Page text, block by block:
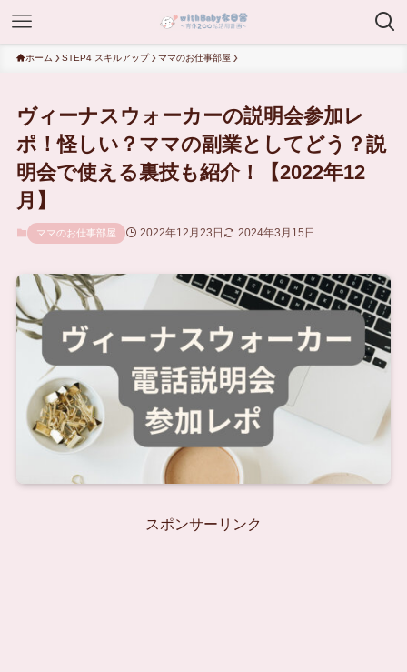
ホーム STEP4 スキルアップ ママのお仕事部屋
ヴィーナスウォーカーの説明会参加レ
ポ！怪しい？ママの副業としてどう？説
明会で使える裏技も紹介！【2022年12
月】
ママのお仕事部屋 2022年12月23日 2024年3月15日
スポンサーリンク